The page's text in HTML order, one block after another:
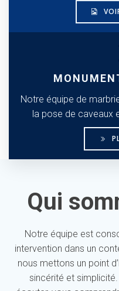
Notre équipe de
la pose de caveaux
Qui
Notre équipe est
intervention dans un
nous mettons un point
sincérité et